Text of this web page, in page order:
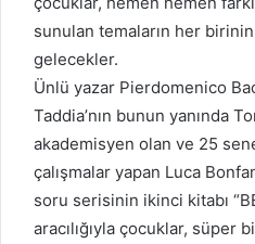
sunulan temaların her
gelecekler.
Ünlü yazar Pierdomenico
Taddia’nın bunun yanında
akademisyen olan ve 25
çalışmalar yapan Luca
soru serisinin ikinci kitabı
aracılığıyla çocuklar, süper